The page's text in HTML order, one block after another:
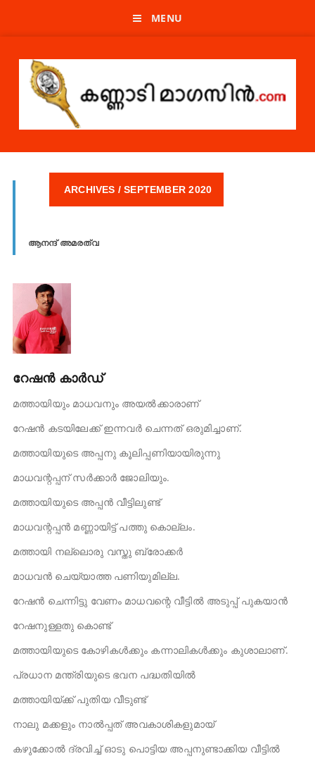
MENU
ARCHIVES / SEPTEMBER 2020
ആനന്ദ്‌ അമരത്വ
റേഷൻ കാർഡ്‌
മത്തായിയും മാധവനും അയൽക്കാരാണ്‌
റേഷൻ കടയിലേക്ക്‌ ഇന്നവർ ചെന്നത്‌ ഒരുമിച്ചാണ്‌.
മത്തായിയുടെ അപ്പനു കൂലിപ്പണിയായിരുന്നു
മാധവന്റപ്പന്‌ സർക്കാർ ജോലിയും.
മത്തായിയുടെ അപ്പൻ വീട്ടിലുണ്ട്‌
മാധവന്റപ്പൻ മണ്ണായിട്ട്‌ പത്തു കൊല്ലം.
മത്തായി നല്ലൊരു വസ്തു ബ്രോക്കർ
മാധവൻ ചെയ്യാത്ത പണിയുമില്ല.
റേഷൻ ചെന്നിട്ടു വേണം മാധവന്റെ വീട്ടിൽ അടുപ്പ്‌ പുകയാൻ
റേഷനുള്ളതു കൊണ്ട്‌
മത്തായിയുടെ കോഴികൾക്കും കന്നാലികൾക്കും കുശാലാണ്‌.
പ്രധാന മന്ത്രിയുടെ ഭവന പദ്ധതിയിൽ
മത്തായിയ്ക്ക്‌ പുതിയ വീടുണ്ട്‌
നാലു മക്കളും നാൽപ്പത്‌ അവകാശികളുമായ്‌
കഴുക്കോൽ ദ്രവിച്ച്‌ ഓടു പൊട്ടിയ അപ്പനുണ്ടാക്കിയ വീട്ടിൽ